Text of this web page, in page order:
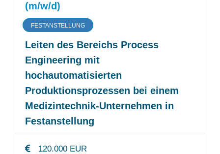
(m/w/d)
FESTANSTELLUNG
Leiten des Bereichs Process
Engineering mit
hochautomatisierten
Produktionsprozessen bei einem
Medizintechnik-Unternehmen in
Festanstellung
120.000 EUR